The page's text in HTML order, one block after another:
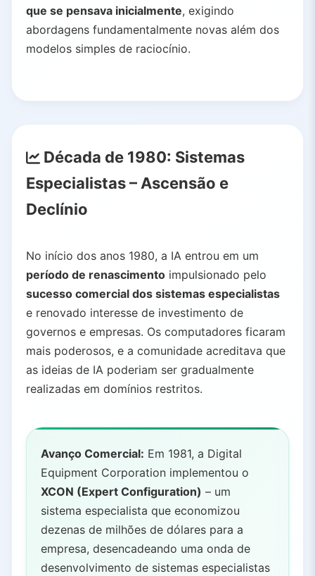
que se pensava inicialmente, exigindo
abordagens fundamentalmente novas além dos
modelos simples de raciocínio.
Década de 1980: Sistemas
Especialistas – Ascensão e
Declínio
No início dos anos 1980, a IA entrou em um
período de renascimento impulsionado pelo
sucesso comercial dos sistemas especialistas
e renovado interesse de investimento de
governos e empresas. Os computadores ficaram
mais poderosos, e a comunidade acreditava que
as ideias de IA poderiam ser gradualmente
realizadas em domínios restritos.
Avanço Comercial: Em 1981, a Digital
Equipment Corporation implementou o
XCON (Expert Configuration) – um
sistema especialista que economizou
dezenas de milhões de dólares para a
empresa, desencadeando uma onda de
desenvolvimento de sistemas especialistas